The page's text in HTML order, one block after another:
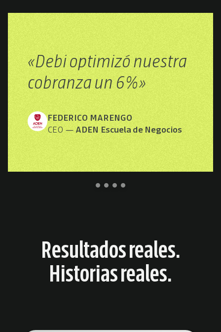
«Debi optimizó nuestra
cobranza un 6%»
FEDERICO MARENGO
CEO — ADEN Escuela de Negocios
Resultados reales.
Historias reales.